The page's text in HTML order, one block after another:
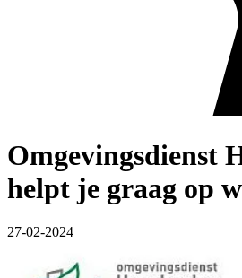
Omgevingsdienst
helpt je graag op
27-02-2024